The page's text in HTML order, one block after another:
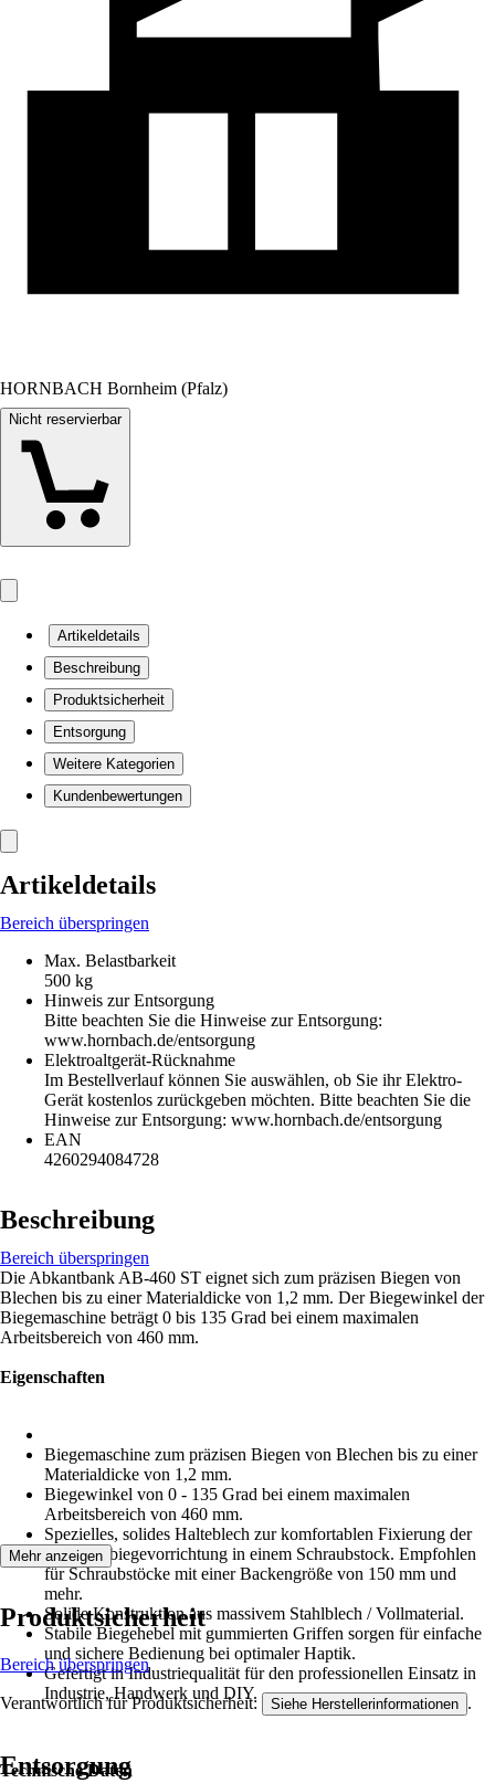
HORNBACH Bornheim (Pfalz)
Nicht reservierbar
Artikeldetails
Beschreibung
Produktsicherheit
Entsorgung
Weitere Kategorien
Kundenbewertungen
Artikeldetails
Bereich überspringen
Max. Belastbarkeit
500 kg
Hinweis zur Entsorgung
Bitte beachten Sie die Hinweise zur Entsorgung:
www.hornbach.de/entsorgung
Elektroaltgerät-Rücknahme
Im Bestellverlauf können Sie auswählen, ob Sie ihr Elektro-
Gerät kostenlos zurückgeben möchten. Bitte beachten Sie die
Hinweise zur Entsorgung: www.hornbach.de/entsorgung
EAN
4260294084728
Beschreibung
Bereich überspringen
Die Abkantbank AB-460 ST eignet sich zum präzisen Biegen von
Blechen bis zu einer Materialdicke von 1,2 mm. Der Biegewinkel der
Biegemaschine beträgt 0 bis 135 Grad bei einem maximalen
Arbeitsbereich von 460 mm.
Eigenschaften
Biegemaschine zum präzisen Biegen von Blechen bis zu einer
Materialdicke von 1,2 mm.
Biegewinkel von 0 - 135 Grad bei einem maximalen
Arbeitsbereich von 460 mm.
Spezielles, solides Halteblech zur komfortablen Fixierung der
Schwenkbiegevorrichtung in einem Schraubstock. Empfohlen
für Schraubstöcke mit einer Backengröße von 150 mm und
mehr.
Solide Konstruktion aus massivem Stahlblech / Vollmaterial.
Stabile Biegehebel mit gummierten Griffen sorgen für einfache
und sichere Bedienung bei optimaler Haptik.
Gefertigt in Industriequalität für den professionellen Einsatz in
Industrie, Handwerk und DIY.
Technische Daten
Mehr anzeigen
Produktsicherheit
Bereich überspringen
Verantwortlich für Produktsicherheit: Siehe Herstellerinformationen .
Entsorgung